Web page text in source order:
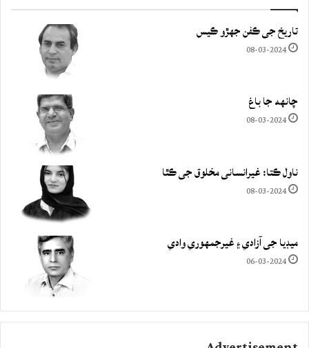
تاريخ جي ڪفن جھڙو ڪيس
08-03-2024
چانهه جا باغ
08-03-2024
ناول ڪتا: غيرانساني مخلوق جي ڪٿا
08-03-2024
ميڊيا جي آزادي ۽ غيرجمھوري وادي
06-03-2024